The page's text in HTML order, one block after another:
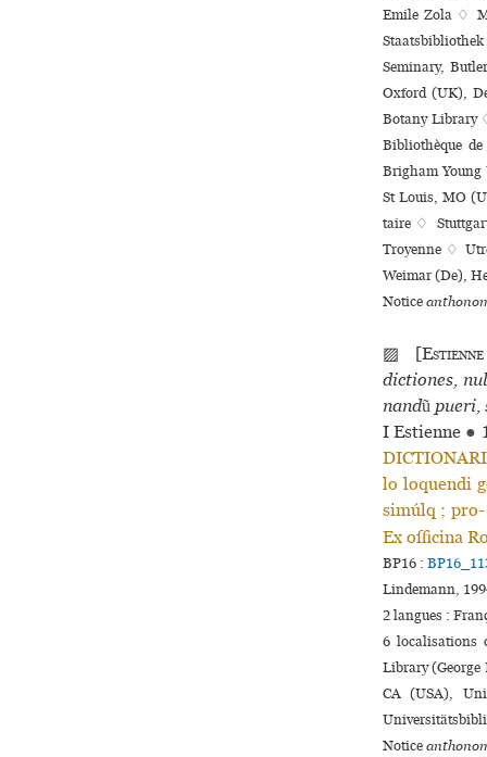
Emile Zola ♢
Seminary,
Oxford (UK),
Botany Library
Bibliothèque
Brigham
St Louis, MO
taire ♢
Troyenne ♢
Weimar (De),
Notice
▨ [Estienne
dic­tio­nes,
nandũ
I Estienne ●
lo loquendi
simúlq ;
Ex officina
BP16 :
Lindemann,
2 langues :
6 localisations
Library
CA (USA),
Notice